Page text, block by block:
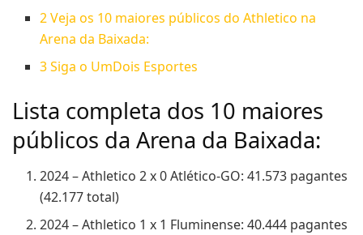
2Veja os 10 maiores públicos do Athletico na
Arena da Baixada:
3Siga o UmDois Esportes
Lista completa dos 10 maiores
públicos da Arena da Baixada:
2024 – Athletico 2 x 0 Atlético-GO: 41.573 pagantes
(42.177 total)
2024 – Athletico 1 x 1 Fluminense: 40.444 pagantes